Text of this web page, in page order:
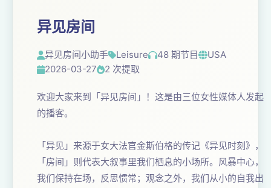
异见房间
异见房间小助手 Leisure 48 期节目
USA
2026-03-27
2 次提取
欢迎大家来到「异见房间」！这是由三位女性媒体人发起
的播客。
「异见」来源于女大法官金斯伯格的传记《异见时刻》，
「房间」则代表大叙事里我们栖息的小场所。风暴中心，
我们保持在场，反思惯常；观念之外，我们从小的自我出